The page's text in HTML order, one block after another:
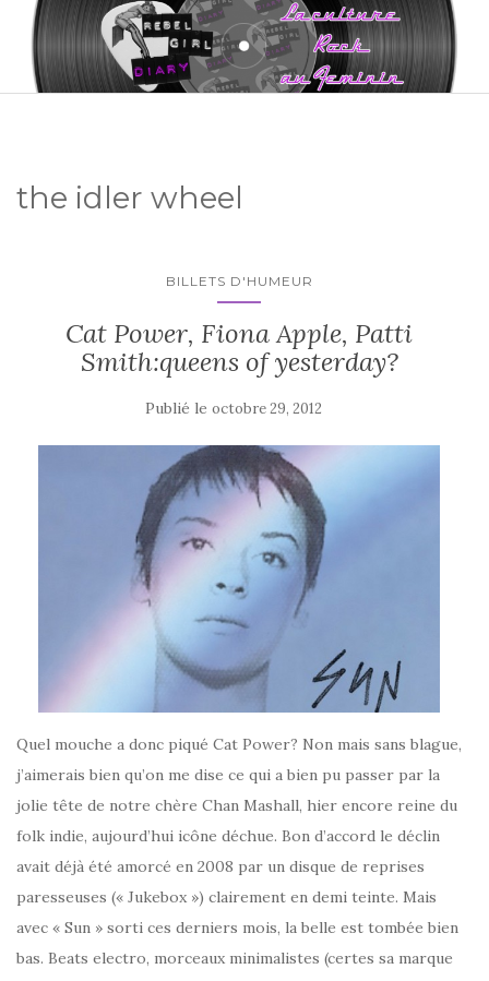
the idler wheel
BILLETS D'HUMEUR
Cat Power, Fiona Apple, Patti
Smith:queens of yesterday?
Publié le octobre 29, 2012
Quel mouche a donc piqué Cat Power? Non mais sans blague,
j’aimerais bien qu’on me dise ce qui a bien pu passer par la
jolie tête de notre chère Chan Mashall, hier encore reine du
folk indie, aujourd’hui icône déchue. Bon d’accord le déclin
avait déjà été amorcé en 2008 par un disque de reprises
paresseuses (« Jukebox ») clairement en demi teinte. Mais
avec « Sun » sorti ces derniers mois, la belle est tombée bien
bas. Beats electro, morceaux minimalistes (certes sa marque